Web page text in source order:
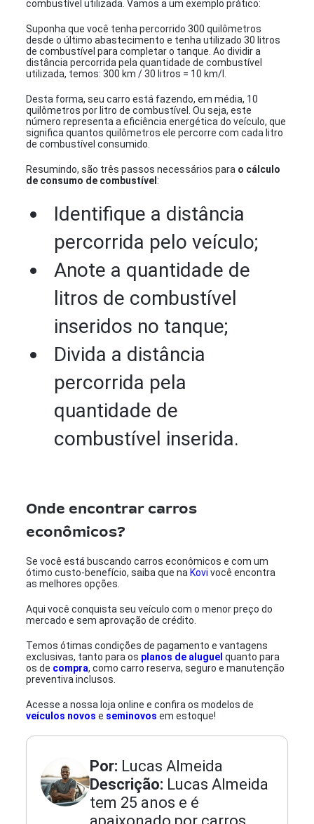
combustível utilizada. Vamos a um exemplo prático:
Suponha que você tenha percorrido 300 quilômetros
desde o último abastecimento e tenha utilizado 30 litros
de combustível para completar o tanque. Ao dividir a
distância percorrida pela quantidade de combustível
utilizada, temos: 300 km / 30 litros = 10 km/l.
Desta forma, seu carro está fazendo, em média, 10
quilômetros por litro de combustível. Ou seja, este
número representa a eficiência energética do veículo, que
significa quantos quilômetros ele percorre com cada litro
de combustível consumido.
Resumindo, são três passos necessários para o cálculo
de consumo de combustível:
Identifique a distância
percorrida pelo veículo;
Anote a quantidade de
litros de combustível
inseridos no tanque;
Divida a distância
percorrida pela
quantidade de
combustível inserida.
Onde encontrar carros
econômicos?
Se você está buscando carros econômicos e com um
ótimo custo-benefício, saiba que na Kovi você encontra
as melhores opções.
Aqui você conquista seu veículo com o menor preço do
mercado e sem aprovação de crédito.
Temos ótimas condições de pagamento e vantagens
exclusivas, tanto para os planos de aluguel quanto para
os de compra, como carro reserva, seguro e manutenção
preventiva inclusos.
Acesse a nossa loja online e confira os modelos de
veículos novos e seminovos em estoque!
Por: Lucas Almeida
Descrição: Lucas Almeida
tem 25 anos e é